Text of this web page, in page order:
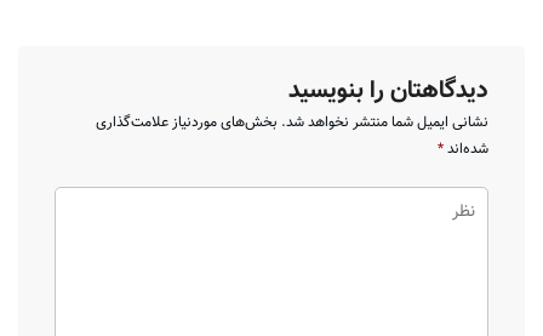
دیدگاهتان را بنویسید
نشانی ایمیل شما منتشر نخواهد شد. بخش‌های موردنیاز علامت‌گذاری
شده‌اند*